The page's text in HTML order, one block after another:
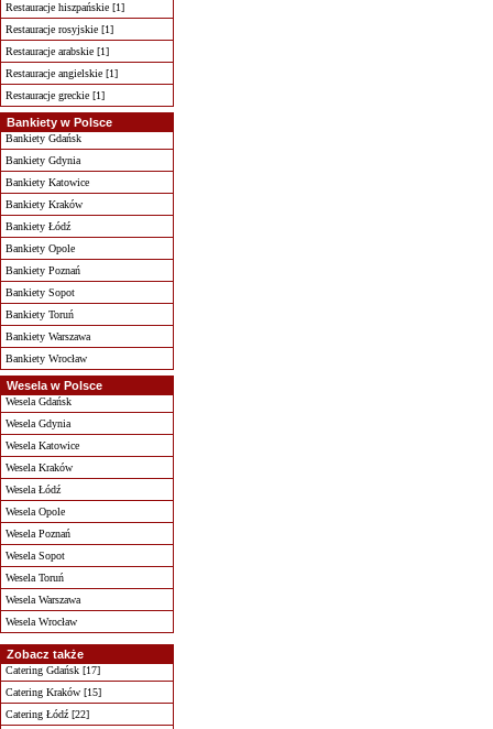
Restauracje hiszpańskie [1]
Restauracje rosyjskie [1]
Restauracje arabskie [1]
Restauracje angielskie [1]
Restauracje greckie [1]
Bankiety w Polsce
Bankiety Gdańsk
Bankiety Gdynia
Bankiety Katowice
Bankiety Kraków
Bankiety Łódź
Bankiety Opole
Bankiety Poznań
Bankiety Sopot
Bankiety Toruń
Bankiety Warszawa
Bankiety Wrocław
Wesela w Polsce
Wesela Gdańsk
Wesela Gdynia
Wesela Katowice
Wesela Kraków
Wesela Łódź
Wesela Opole
Wesela Poznań
Wesela Sopot
Wesela Toruń
Wesela Warszawa
Wesela Wrocław
Zobacz także
Catering Gdańsk [17]
Catering Kraków [15]
Catering Łódź [22]